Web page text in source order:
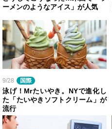
ーメンのようなアイス」が人気
9/28 国際
泳げ！Mrたいやき。NYで進化し
た「たいやきソフトクリーム」が
流行